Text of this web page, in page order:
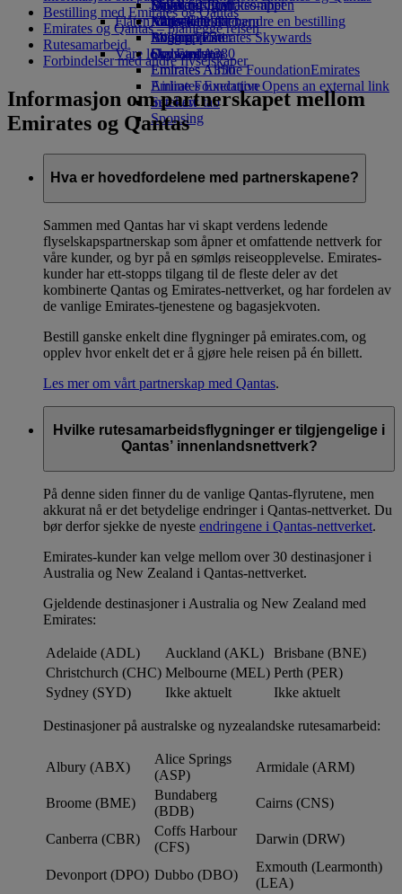
Drikke
Flåten vår
Boeing 777
Emirates A380
Emirates A350
Emirates Executive
Setekart
Leker for barn
Aktiviteter for barn
Bærekraftig virksomhet
Miljøpolitikk
Miljørapporter
Våre lokalsamfunn
Emirates Airline FoundationEmirates
Airline Foundation Opens an external link
in a new tab
Sponsing
Skywards Rail
Miles-kalkulator
Logg på Emirates Skywards
Skywards+
Mobil og Emirates-appen
Kansellere eller endre en bestilling
Avbrutt reise
Om Emirates
Bestilling med Emirates og Qantas
Emirates og Qantas – planlegge reisen
Rutesamarbeid
Forbindelser med andre flyselskaper
Informasjon om partnerskapet mellom
Emirates og Qantas
Hva er hovedfordelene med partnerskapene?
Sammen med Qantas har vi skapt verdens ledende
flyselskapspartnerskap som åpner et omfattende nettverk for
våre kunder, og byr på en sømløs reiseopplevelse. Emirates-
kunder har ett-stopps tilgang til de fleste deler av det
kombinerte Qantas og Emirates-nettverket, og har fordelen av
de vanlige Emirates-tjenestene og bagasjekvoten.
Bestill ganske enkelt dine flygninger på emirates.com, og
opplev hvor enkelt det er å gjøre hele reisen på én billett.
Les mer om vårt partnerskap med Qantas.
Hvilke rutesamarbeidsflygninger er tilgjengelige i
Qantas’ innenlandsnettverk?
På denne siden finner du de vanlige Qantas-flyrutene, men
akkurat nå er det betydelige endringer i Qantas-nettverket. Du
bør derfor sjekke de nyeste endringene i Qantas-nettverket.
Emirates-kunder kan velge mellom over 30 destinasjoner i
Australia og New Zealand i Qantas-nettverket.
Gjeldende destinasjoner i Australia og New Zealand med
Emirates:
Adelaide (ADL) Auckland (AKL)
Brisbane (BNE)
Christchurch (CHC) Melbourne (MEL) Perth (PER)
Sydney (SYD)
Ikke aktuelt Ikke aktuelt
Destinasjoner på australske og nyzealandske rutesamarbeid:
Albury (ABX)
Alice Springs
(ASP)
Armidale (ARM)
Broome (BME)
Bundaberg
(BDB)
Cairns (CNS)
Canberra (CBR)
Coffs Harbour
(CFS)
Darwin (DRW)
Devonport (DPO) Dubbo (DBO)
Exmouth (Learmonth)
(LEA)